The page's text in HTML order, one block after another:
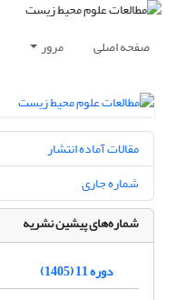
صفحه اصلی مرور
مقالات آماده انتشار
شماره جاری
شماره‌های پیشین نشریه
دوره 11 (1405)